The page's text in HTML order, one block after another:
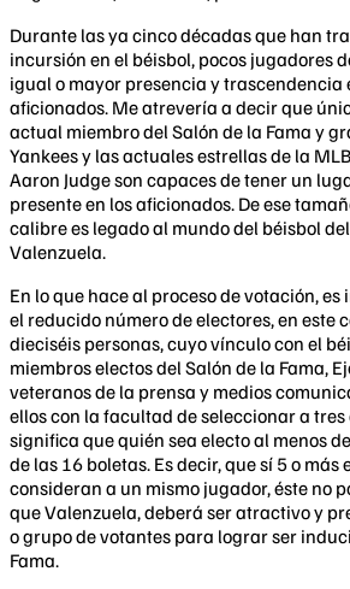
Durante las ya cinco décadas que han
incursión en el béisbol, pocos jugadores
igual o mayor presencia y trascendencia
aficionados. Me atrevería a decir que
actual miembro del Salón de la Fama y
Yankees y las actuales estrellas de la
Aaron Judge son capaces de tener un
presente en los aficionados. De ese
calibre es legado al mundo del béisbol
Valenzuela.
En lo que hace al proceso de votación,
el reducido número de electores, en este
dieciséis personas, cuyo vínculo con el
miembros electos del Salón de la Fama,
veteranos de la prensa y medios
ellos con la facultad de seleccionar a
significa que quién sea electo al menos
de las 16 boletas. Es decir, que sí 5 o más
consideran a un mismo jugador, éste no
que Valenzuela, deberá ser atractivo y
o grupo de votantes para lograr ser
Fama.